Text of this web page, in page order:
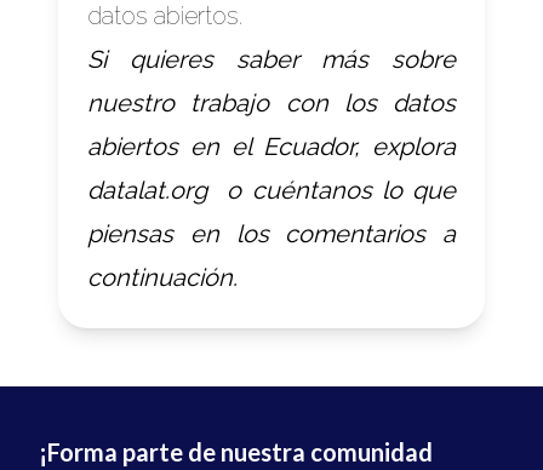
datos abiertos.
Si quieres saber más sobre
nuestro trabajo con los datos
abiertos en el Ecuador, explora
datalat.orgo cuéntanos lo que
piensas en los comentarios a
continuación.
¡Forma parte de nuestra comunidad